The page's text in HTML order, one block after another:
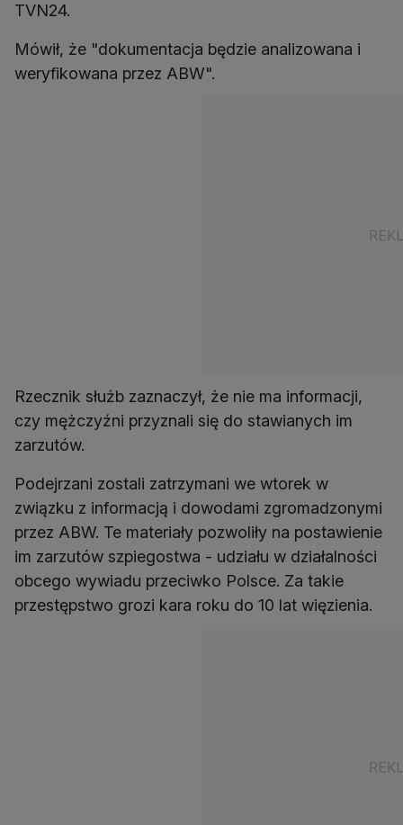
TVN24.
Mówił, że "dokumentacja będzie analizowana i
weryfikowana przez ABW".
Rzecznik służb zaznaczył, że nie ma informacji,
czy mężczyźni przyznali się do stawianych im
zarzutów.
Podejrzani zostali zatrzymani we wtorek w
związku z informacją i dowodami zgromadzonymi
przez ABW. Te materiały pozwoliły na postawienie
im zarzutów szpiegostwa - udziału w działalności
obcego wywiadu przeciwko Polsce. Za takie
przestępstwo grozi kara roku do 10 lat więzienia.